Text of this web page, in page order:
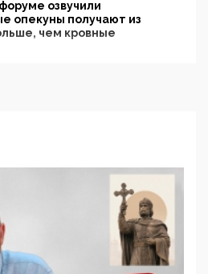
озвучили
опекуны получают из
чем кровные
в России, но
определять
Минцифры намерено
и муниципалитетов право
и социальные объекты от